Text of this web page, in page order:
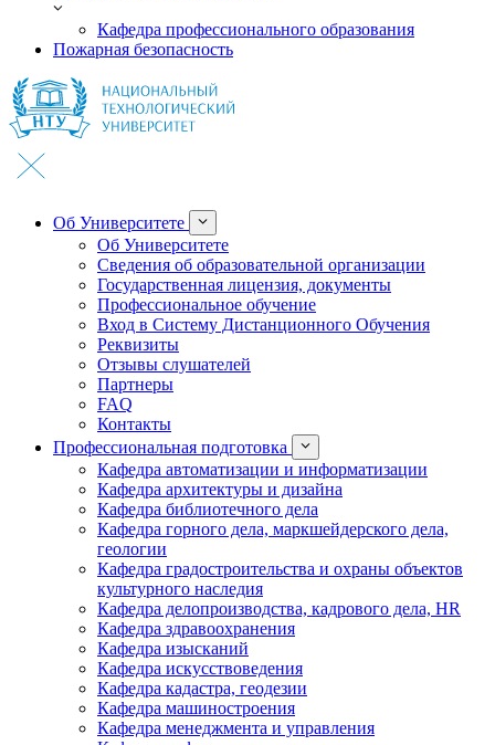
Кафедра профессионального образования
Пожарная безопасность
Об Университете
Об Университете
Сведения об образовательной организации
Государственная лицензия, документы
Профессиональное обучение
Вход в Систему Дистанционного Обучения
Реквизиты
Отзывы слушателей
Партнеры
FAQ
Контакты
Профессиональная подготовка
Кафедра автоматизации и информатизации
Кафедра архитектуры и дизайна
Кафедра библиотечного дела
Кафедра горного дела, маркшейдерского дела,
геологии
Кафедра градостроительства и охраны объектов
культурного наследия
Кафедра делопроизводства, кадрового дела, HR
Кафедра здравоохранения
Кафедра изысканий
Кафедра искусствоведения
Кафедра кадастра, геодезии
Кафедра машиностроения
Кафедра менеджмента и управления